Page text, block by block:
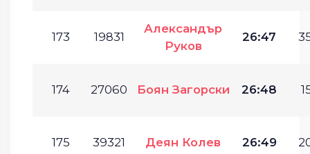
173 19831
Александър
Руков
26:47
174 27060 Боян Загорски 26:48
175 39321 Деян Колев 26:49